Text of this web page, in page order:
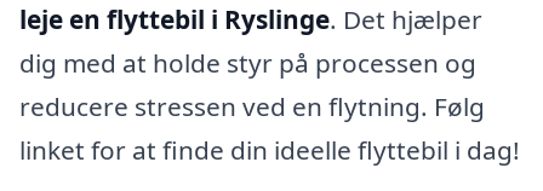
leje en flyttebil i Ryslinge. Det hjælper
dig med at holde styr på processen og
reducere stressen ved en flytning. Følg
linket for at finde din ideelle flyttebil i dag!